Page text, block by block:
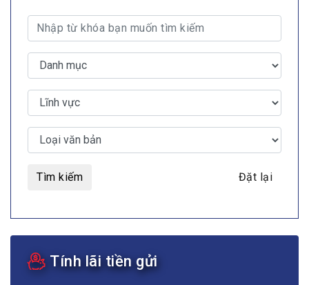
Tìm kiếm Đặt lại
Tính lãi tiền gửi